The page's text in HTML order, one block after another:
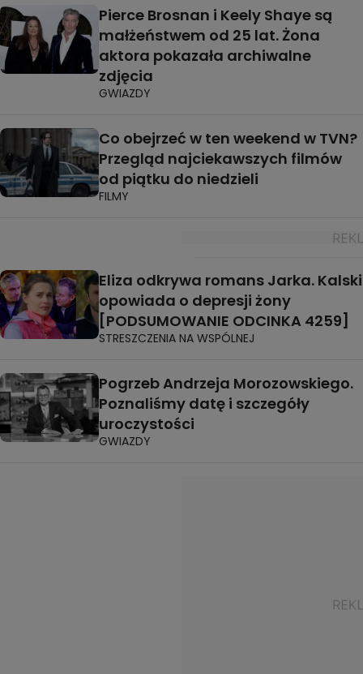
Pierce Brosnan i Keely Shaye są
małżeństwem od 25 lat. Żona
aktora pokazała archiwalne
zdjęcia
GWIAZDY
Co obejrzeć w ten weekend w TVN?
Przegląd najciekawszych filmów
od piątku do niedzieli
FILMY
Eliza odkrywa romans Jarka. Kalski
opowiada o depresji żony
[PODSUMOWANIE ODCINKA 4259]
STRESZCZENIA NA WSPÓLNEJ
Pogrzeb Andrzeja Morozowskiego.
Poznaliśmy datę i szczegóły
uroczystości
GWIAZDY